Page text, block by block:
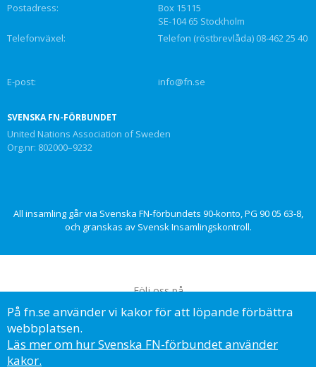
Postadress:
Box 15115
SE-104 65 Stockholm
Telefonväxel:
Telefon (röstbrevlåda) 08-462 25 40
E-post: info@fn.se
SVENSKA FN-FÖRBUNDET
United Nations Association of Sweden
Org.nr: 802000–9232
All insamling går via Svenska FN-förbundets 90-konto, PG 90 05 63-8,
och granskas av Svensk Insamlingskontroll.
Följ oss på
På fn.se använder vi kakor för att löpande förbättra
webbplatsen.
Läs mer om hur Svenska FN-förbundet använder
kakor.